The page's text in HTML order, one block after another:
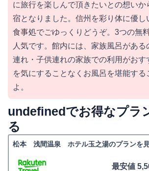
に旅行を楽しんで頂きたいとの想いか
宿となりました。信州を彩り体に優し
食事処でごゆっくりどうぞ。3つの無
人気です。館内には、家族風呂がある
連れ・子供連れの家族での利用がおす
を気にすることなくお風呂を堪能する
よ。
undefinedでお得なプラ
る
松本 浅間温泉 ホテル玉之湯のプランを
最安値